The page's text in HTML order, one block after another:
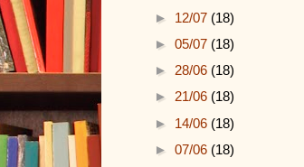
► 12/07 (18)
► 05/07 (18)
► 28/06 (18)
► 21/06 (18)
► 14/06 (18)
► 07/06 (18)